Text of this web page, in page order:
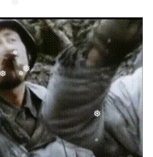
❅
❅
❅
❅ ❅